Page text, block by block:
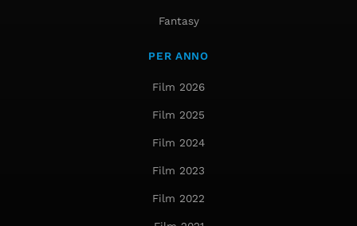
Fantasy
PER ANNO
Film 2026
Film 2025
Film 2024
Film 2023
Film 2022